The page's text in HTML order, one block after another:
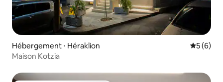
Hébergement ⋅ Héraklion
5 (6)
Maison Kotzia